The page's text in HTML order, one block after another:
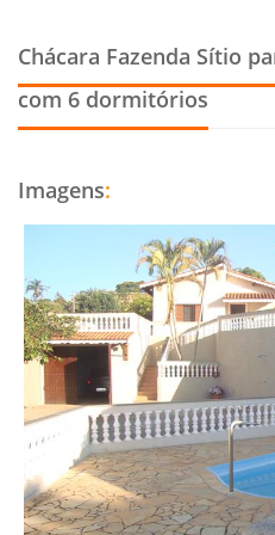
Chácara Fazenda Sítio
com 6 dormitórios
Imagens: